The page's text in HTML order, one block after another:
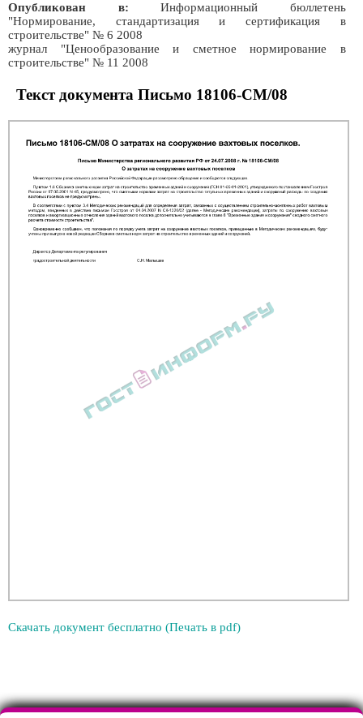
Опубликован в: Информационный бюллетень
"Нормирование, стандартизация и сертификация в
строительстве" № 6 2008
журнал "Ценообразование и сметное нормирование в
строительстве" № 11 2008
Текст документа Письмо 18106-СМ/08
Скачать документ бесплатно (Печать в pdf)